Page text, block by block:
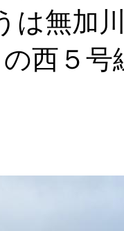
は無加
の西５号